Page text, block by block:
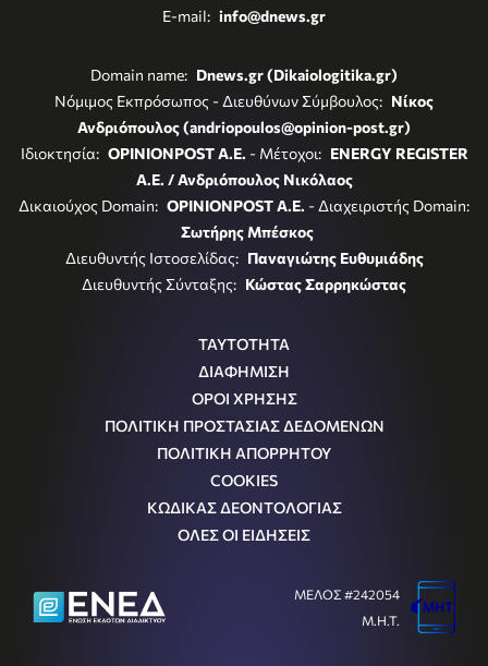
E-mail: info@dnews.gr
Domain name: Dnews.gr (Dikaiologitika.gr)
Νόμιμος Εκπρόσωπος - Διευθύνων Σύμβουλος: Νίκος
Ανδριόπουλος (andriopoulos@opinion-post.gr)
Ιδιοκτησία: OPINIONPOST A.E. - Μέτοχοι: ENERGY REGISTER
Α.Ε. / Ανδριόπουλος Νικόλαος
Δικαιούχος Domain: OPINIONPOST A.E. - Διαχειριστής Domain:
Σωτήρης Μπέσκος
Διευθυντής Ιστοσελίδας: Παναγιώτης Ευθυμιάδης
Διευθυντής Σύνταξης: Κώστας Σαρρηκώστας
ΤΑΥΤΟΤΗΤΑ
ΔΙΑΦΗΜΙΣΗ
ΟΡΟΙ ΧΡΗΣΗΣ
ΠΟΛΙΤΙΚΗ ΠΡΟΣΤΑΣΙΑΣ ΔΕΔΟΜΕΝΩΝ
ΠΟΛΙΤΙΚΗ ΑΠΟΡΡΗΤΟΥ
COOKIES
ΚΩΔΙΚΑΣ ΔΕΟΝΤΟΛΟΓΙΑΣ
ΟΛΕΣ ΟΙ ΕΙΔΗΣΕΙΣ
ΜΕΛΟΣ #242054
Μ.Η.Τ.